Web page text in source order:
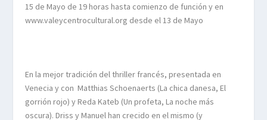
15 de Mayo de 19 horas hasta comienzo de función y en
www.valeycentrocultural.org desde el13 de Mayo
En la mejor tradición del thriller francés, presentada en
Venecia y conMatthias Schoenaerts (La chica danesa, El
gorrión rojo) y RedaKateb (Un profeta, La noche más
oscura).Driss y Manuel han crecido en el mismo (y